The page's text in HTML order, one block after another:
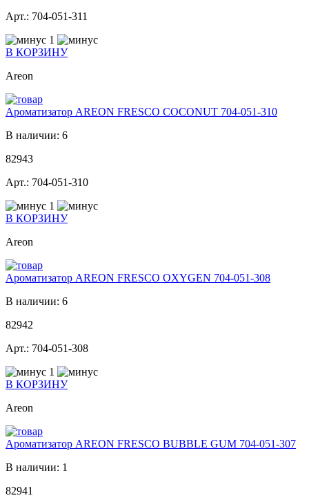
Арт.: 704-051-311
1
В КОРЗИНУ
Areon
Ароматизатор AREON FRESCO COCONUT 704-051-310
В наличии: 6
82943
Арт.: 704-051-310
1
В КОРЗИНУ
Areon
Ароматизатор AREON FRESCO OXYGEN 704-051-308
В наличии: 6
82942
Арт.: 704-051-308
1
В КОРЗИНУ
Areon
Ароматизатор AREON FRESCO BUBBLE GUM 704-051-307
В наличии: 1
82941